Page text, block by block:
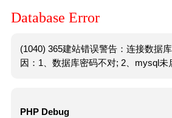
Database Error
(1040) 365建站错误警告：连接数据
因：1、数据库密码不对; 2、mysql未
PHP Debug